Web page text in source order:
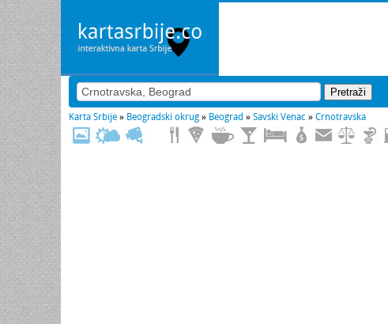
Karta Srbije » Beogradski okrug » Beograd » Savski Venac » Crnotravska